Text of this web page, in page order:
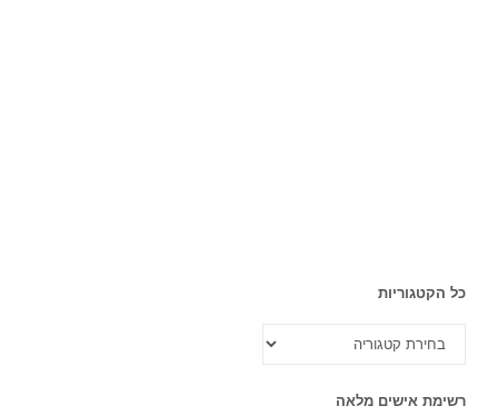
כל הקטגוריות
הקטגוריות
רשימת אישים מלאה